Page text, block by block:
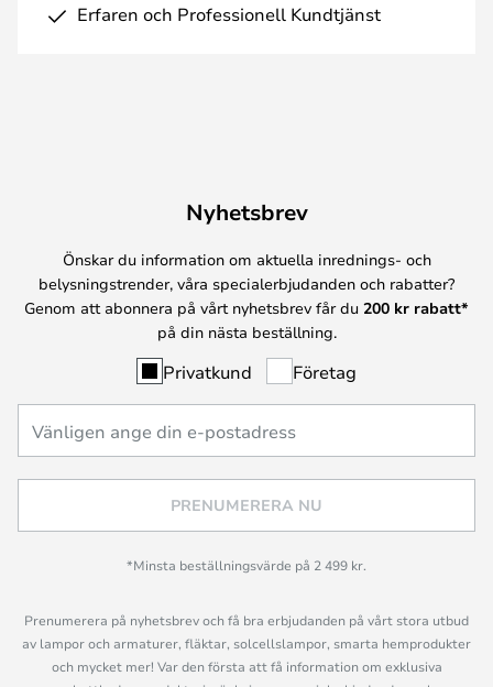
Erfaren och Professionell Kundtjänst
Nyhetsbrev
Önskar du information om aktuella inrednings- och
belysningstrender, våra specialerbjudanden och rabatter?
Genom att abonnera på vårt nyhetsbrev får du 200 kr rabatt*
på din nästa beställning.
Privatkund Företag
PRENUMERERA NU
*Minsta beställningsvärde på 2 499 kr.
Prenumerera på nyhetsbrev och få bra erbjudanden på vårt stora utbud
av lampor och armaturer, fläktar, solcellslampor, smarta hemprodukter
och mycket mer! Var den första att få information om exklusiva